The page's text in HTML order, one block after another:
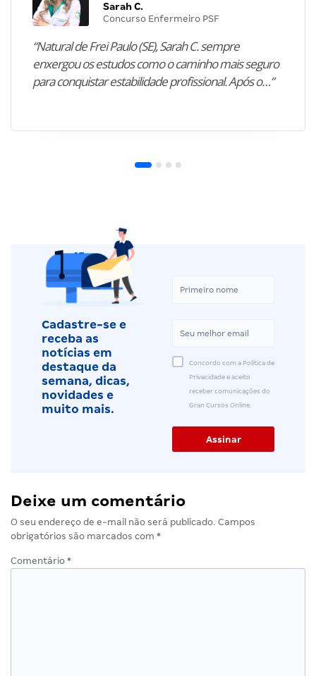
Sarah C.
Concurso Enfermeiro PSF
“Natural de Frei Paulo (SE), Sarah C. sempre
enxergou os estudos como o caminho mais seguro
para conquistar estabilidade profissional. Após o…”
Cadastre-se e
receba as
notícias em
destaque da
semana, dicas,
novidades e
muito mais.
Concordo com a Política de
Privacidade e aceito
receber comunicações do
Gran Cursos Online.
Deixe um comentário
O seu endereço de e-mail não será publicado. Campos
obrigatórios são marcados com *
Comentário *